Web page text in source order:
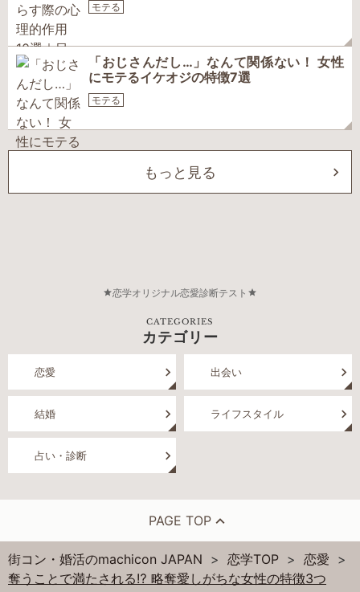
モテる
「おじさんだし…」なんて関係ない！ 女性
にモテるイケオジの特徴7選
モテる
もっと見る
恋学オリジナル恋愛診断テスト
CATEGORIES
カテゴリー
恋愛 出会い
結婚 ライフスタイル
占い・診断
PAGE TOP
街コン・婚活のmachicon JAPAN 恋学TOP
恋愛
奪うことで満たされる⁉ 略奪愛しがちな女性の特徴3つ